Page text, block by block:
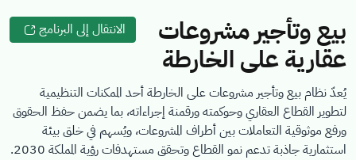
بيع وتأجير مشروعات
عقارية على الخارطة
الانتقال إلى البرنامج
يُعدّ نظام بيع وتأجير مشروعات على الخارطة أحد الممكنات التنظيمية
لتطوير القطاع العقاري وحوكمته ورقمنة إجراءاته، بما يضمن حفظ الحقوق
ورفع موثوقية التعاملات بين أطراف المشروعات، ويُسهم في خلق بيئة
استثمارية جاذبة تدعم نمو القطاع وتحقق مستهدفات رؤية المملكة 2030.